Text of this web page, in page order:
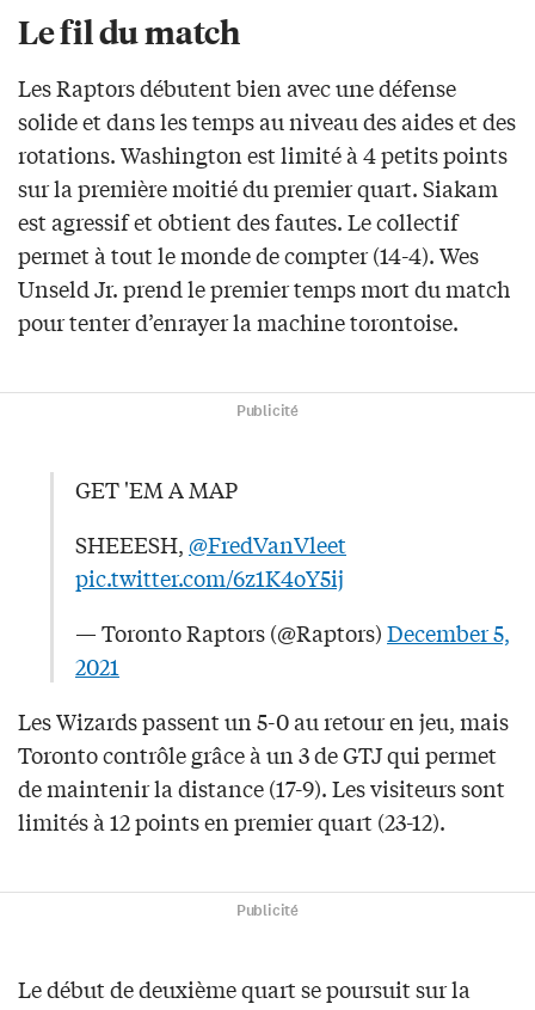
Le fil du match
Les Raptors débutent bien avec une défense
solide et dans les temps au niveau des aides et des
rotations. Washington est limité à 4 petits points
sur la première moitié du premier quart. Siakam
est agressif et obtient des fautes. Le collectif
permet à tout le monde de compter (14-4). Wes
Unseld Jr. prend le premier temps mort du match
pour tenter d’enrayer la machine torontoise.
Publicité
GET 'EM A MAP
SHEEESH, @FredVanVleet
pic.twitter.com/6z1K4oY5ij
— Toronto Raptors (@Raptors)December 5,
2021
Les Wizards passent un 5-0 au retour en jeu, mais
Toronto contrôle grâce à un 3 de GTJ qui permet
de maintenir la distance (17-9). Les visiteurs sont
limités à 12 points en premier quart (23-12).
Publicité
Le début de deuxième quart se poursuit sur la